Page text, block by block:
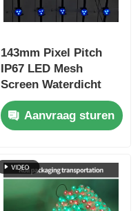
143mm Pixel Pitch
IP67 LED Mesh
Screen Waterdicht
Buiten Transparent
Display voor
Cultureel Toerisme
Aanvraag sturen